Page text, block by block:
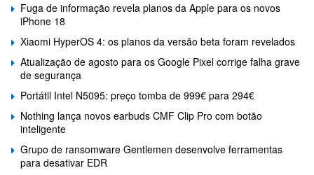
Fuga de informação revela planos da Apple para os novos
iPhone 18
Xiaomi HyperOS 4: os planos da versão beta foram revelados
Atualização de agosto para os Google Pixel corrige falha grave
de segurança
Portátil Intel N5095: preço tomba de 999€ para 294€
Nothing lança novos earbuds CMF Clip Pro com botão
inteligente
Grupo de ransomware Gentlemen desenvolve ferramentas
para desativar EDR